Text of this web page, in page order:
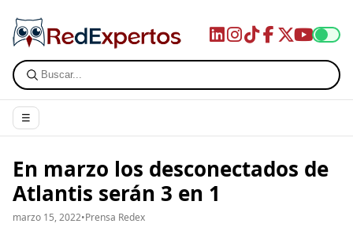
☰
En marzo los desconectados de
Atlantis serán 3 en 1
marzo 15, 2022•Prensa Redex